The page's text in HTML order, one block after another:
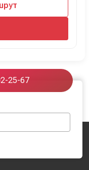
25-67